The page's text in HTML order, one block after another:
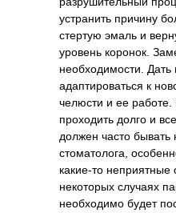
устранить причину
стертую эмаль и
уровень коронок.
необходимости. Дать
адаптироваться к
челюсти и ее
проходить долго и
должен часто бывать
стоматолога,
какие-то
некоторых случаях
необходимо будет
Контакты
+7 (812) 386-36-44
+7 (958) 858-92-92
remstom@inbox.ru